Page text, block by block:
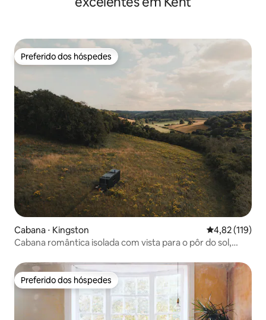
Preferido dos hóspedes
Preferido dos hóspedes
Cabana ⋅ Kingston 4,82 de uma
4,82 (119)
Cabana romântica isolada com vista para o pôr do sol,
Preferido dos hóspedes
Preferido dos hóspedes